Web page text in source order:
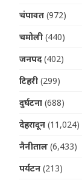
चंपावत (972)
चमोली (440)
जनपद (402)
टिहरी (299)
दुर्घटना (688)
देहरादून (11,024)
नैनीताल (6,433)
पर्यटन (213)